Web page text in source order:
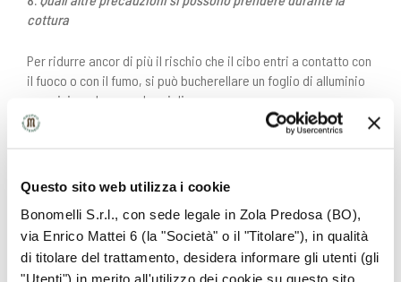
Questo sito web utilizza i cookie
Bonomelli S.r.l., con sede legale in Zola Predosa (BO),
via Enrico Mattei 6 (la "Società" o il "Titolare"), in qualità
di titolare del trattamento, desidera informare gli utenti (gli
"Utenti") in merito all'utilizzo dei cookie su questo sito.
cottura
Per ridurre ancor di più il rischio che il cibo entri a contatto con
il fuoco o con il fumo, si può bucherellare un foglio di alluminio
e posizionarlo sopra la griglia.
Pulire la griglia una volta finito di utilizzarla è forse la cosa più
importante in assoluto, perché tutti i resti carbonizzati sono
molto tossici e potrebbero attaccarsi agli alimenti durante un
suo nuovo utilizzo.